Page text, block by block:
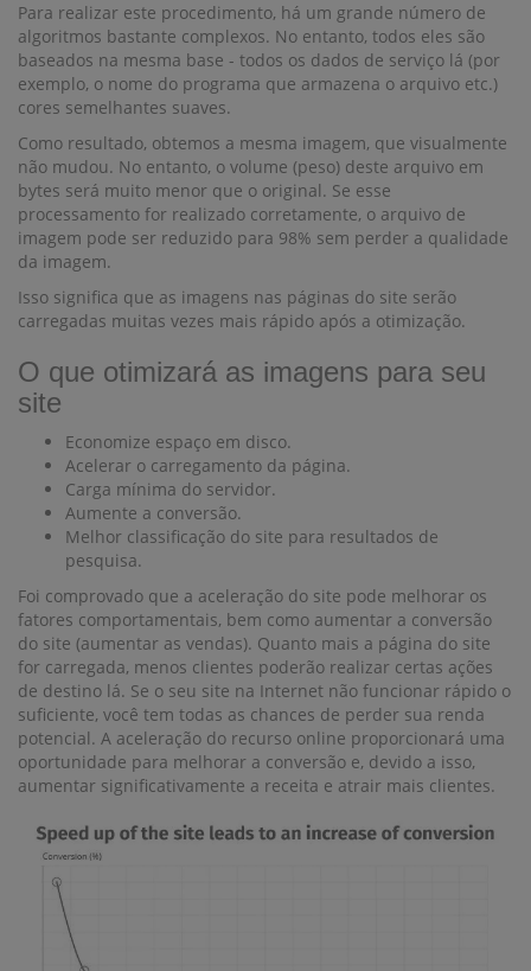
Para realizar este procedimento, há um grande número de
algoritmos bastante complexos. No entanto, todos eles são
baseados na mesma base - todos os dados de serviço lá (por
exemplo, o nome do programa que armazena o arquivo etc.)
cores semelhantes suaves.
Como resultado, obtemos a mesma imagem, que visualmente
não mudou. No entanto, o volume (peso) deste arquivo em
bytes será muito menor que o original. Se esse
processamento for realizado corretamente, o arquivo de
imagem pode ser reduzido para 98% sem perder a qualidade
da imagem.
Isso significa que as imagens nas páginas do site serão
carregadas muitas vezes mais rápido após a otimização.
O que otimizará as imagens para seu
site
Economize espaço em disco.
Acelerar o carregamento da página.
Carga mínima do servidor.
Aumente a conversão.
Melhor classificação do site para resultados de
pesquisa.
Foi comprovado que a aceleração do site pode melhorar os
fatores comportamentais, bem como aumentar a conversão
do site (aumentar as vendas). Quanto mais a página do site
for carregada, menos clientes poderão realizar certas ações
de destino lá. Se o seu site na Internet não funcionar rápido o
suficiente, você tem todas as chances de perder sua renda
potencial. A aceleração do recurso online proporcionará uma
oportunidade para melhorar a conversão e, devido a isso,
aumentar significativamente a receita e atrair mais clientes.